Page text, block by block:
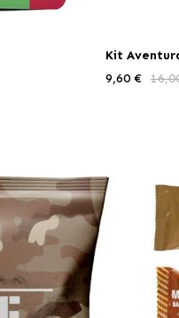
Kit
9,60 €